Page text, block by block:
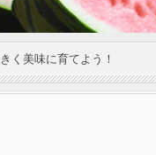
く美味に育てよう！